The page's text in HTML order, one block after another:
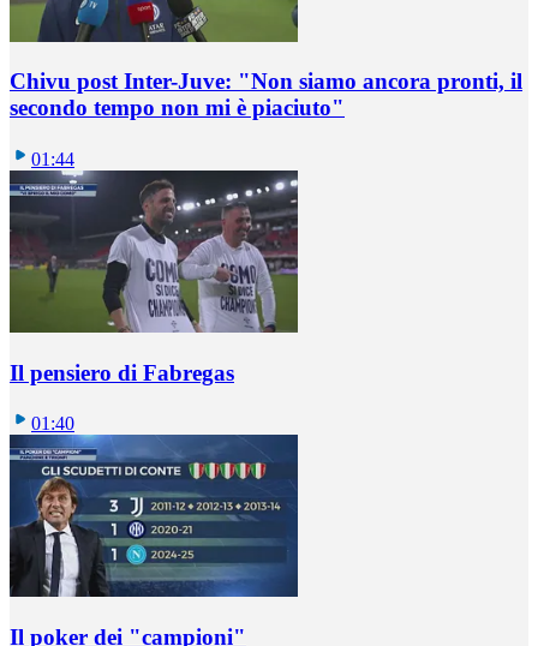
Chivu post Inter-Juve: "Non siamo ancora pronti, il
secondo tempo non mi è piaciuto"
01:44
Il pensiero di Fabregas
01:40
Il poker dei "campioni"